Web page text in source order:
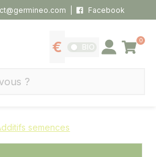
Facebook
Afficher les tarifs
BIO Se connecter
0
Panier
semences